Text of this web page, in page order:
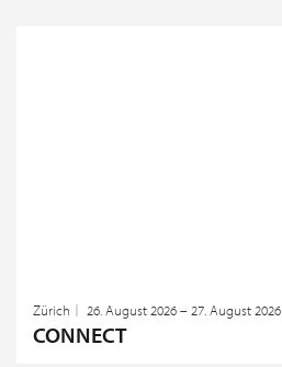
Zürich 26. August 2026 – 27. August 2026
CONNECT